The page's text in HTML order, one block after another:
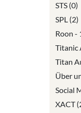
STS (0)
SPL (2)
Roon -
Titanic
Titan
Über
Social
XACT